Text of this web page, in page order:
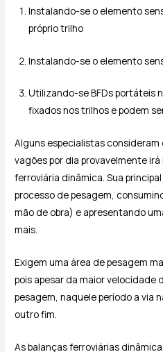
Instalando-se o elemento
próprio trilho
Instalando-se o elemento
Utilizando-se BFDs portáteis
fixados nos trilhos e podem
Alguns especialistas
vagões por dia provavelmente
ferroviária dinâmica. Sua
processo de pesagem,
mão de obra) e apresentando
mais.
Exigem uma área de pesagem
pois apesar da maior velocidade
pesagem, naquele período a via
outro fim.
As balanças ferroviárias